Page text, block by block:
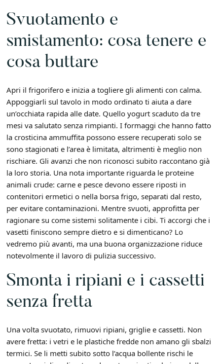
Svuotamento e
smistamento: cosa tenere e
cosa buttare
Apri il frigorifero e inizia a togliere gli alimenti con calma.
Appoggiarli sul tavolo in modo ordinato ti aiuta a dare
un’occhiata rapida alle date. Quello yogurt scaduto da tre
mesi va salutato senza rimpianti. I formaggi che hanno fatto
la crosticina ammuffita possono essere recuperati solo se
sono stagionati e l’area è limitata, altrimenti è meglio non
rischiare. Gli avanzi che non riconosci subito raccontano già
la loro storia. Una nota importante riguarda le proteine
animali crude: carne e pesce devono essere riposti in
contenitori ermetici o nella borsa frigo, separati dal resto,
per evitare contaminazioni. Mentre svuoti, approfitta per
ragionare su come sistemi solitamente i cibi. Ti accorgi che i
vasetti finiscono sempre dietro e si dimenticano? Lo
vedremo più avanti, ma una buona organizzazione riduce
notevolmente il lavoro di pulizia successivo.
Smonta i ripiani e i cassetti
senza fretta
Una volta svuotato, rimuovi ripiani, griglie e cassetti. Non
avere fretta: i vetri e le plastiche fredde non amano gli sbalzi
termici. Se li metti subito sotto l’acqua bollente rischi le